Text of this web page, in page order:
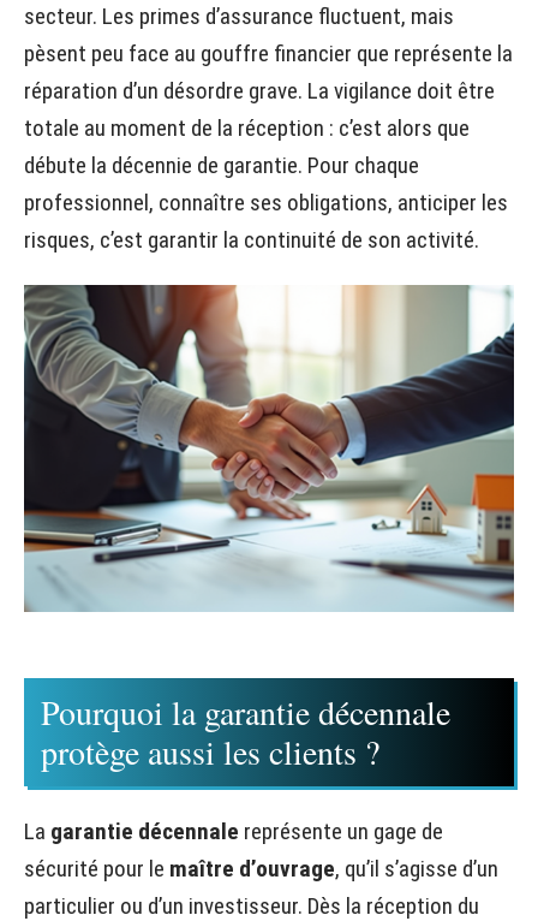
secteur. Les primes d’assurance fluctuent, mais
pèsent peu face au gouffre financier que représente la
réparation d’un désordre grave. La vigilance doit être
totale au moment de la réception : c’est alors que
débute la décennie de garantie. Pour chaque
professionnel, connaître ses obligations, anticiper les
risques, c’est garantir la continuité de son activité.
Pourquoi la garantie décennale
protège aussi les clients ?
La garantie décennale représente un gage de
sécurité pour le maître d’ouvrage, qu’il s’agisse d’un
particulier ou d’un investisseur. Dès la réception du